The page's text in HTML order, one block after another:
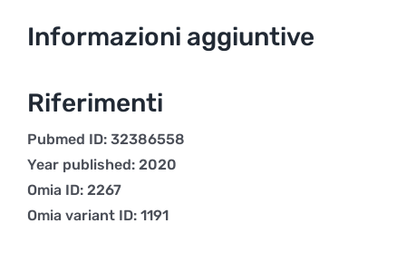
Informazioni aggiuntive
Riferimenti
Pubmed ID: 32386558
Year published: 2020
Omia ID: 2267
Omia variant ID: 1191